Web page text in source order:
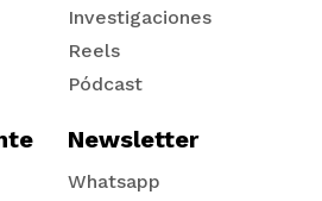
Investigaciones
Reels
Pódcast
Newsletter
Whatsapp